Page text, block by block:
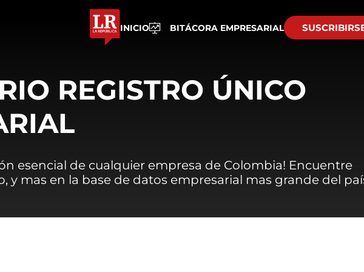
INICIO BITÁCORA EMPRESARIAL
REGISTRO ÚNICO
esencial de cualquier empresa de Colombia! Encuentre
y mas en la base de datos empresarial mas grande del